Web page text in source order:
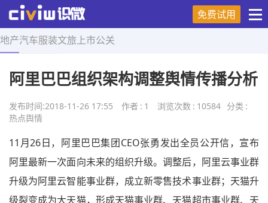
免费试用
地产汽车服装文旅 上市公关
首页 > 热点舆情 > 正文
阿里巴巴组织架构调整舆情传播分析
发布时间:2018-11-26 17:55 作者 : 1 浏览次数 : 10584 分类 :
热点舆情
11月26日，阿里巴巴集团CEO张勇发出全员公开信，宣布
阿里最新一次面向未来的组织升级。调整后，阿里云事业群
升级为阿里云智能事业群，成立新零售技术事业群；天猫升
级裂变成为大天猫，形成天猫事业群、天猫超市事业群、天